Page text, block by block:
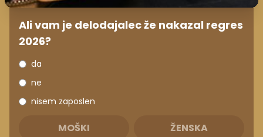
Ali vam je delodajalec že nakazal regres
2026?
da
ne
nisem zaposlen
MOŠKI ŽENSKA